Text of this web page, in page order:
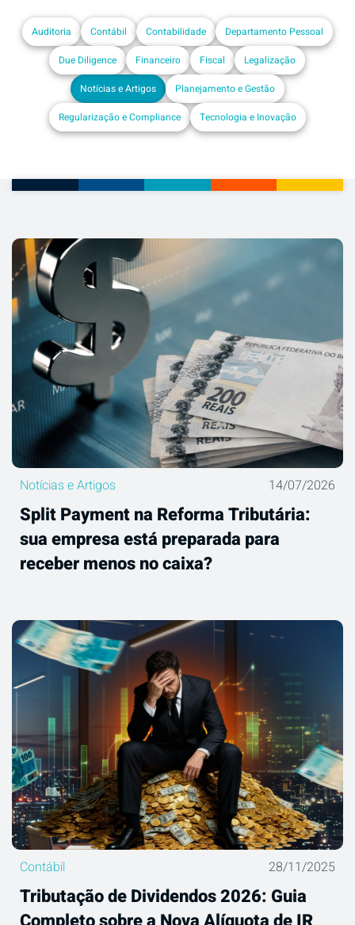
Auditoria Contábil Contabilidade
Departamento Pessoal
Due Diligence
Financeiro Fiscal
Legalização
Notícias e Artigos
Planejamento e Gestão
Regularização e Compliance
Tecnologia e Inovação
Notícias e Artigos 14/07/2026
Split Payment na Reforma Tributária:
sua empresa está preparada para
receber menos no caixa?
Contábil 28/11/2025
Tributação de Dividendos 2026: Guia